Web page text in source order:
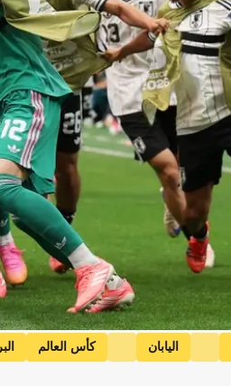
اليابان كأس العالم